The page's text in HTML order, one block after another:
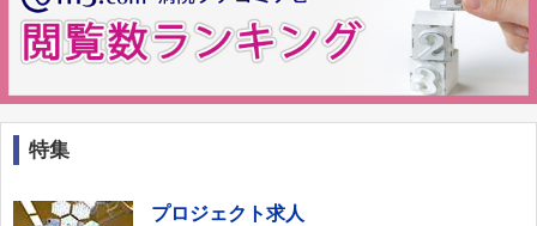
特集
プロジェクト求人